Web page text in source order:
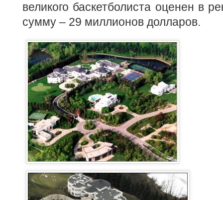
великого баскетболиста оценен в
сумму – 29 миллионов долларов.